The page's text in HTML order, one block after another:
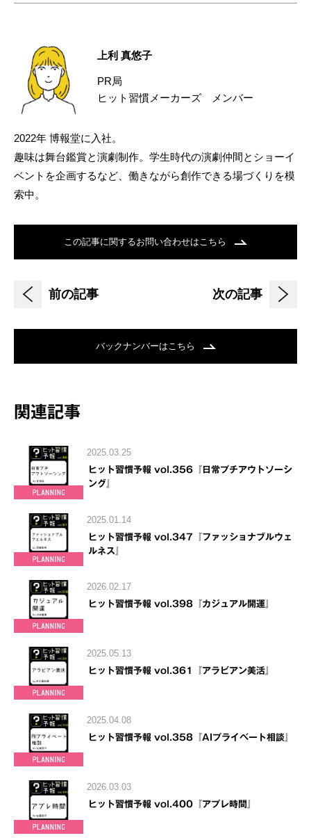
上利 真悠子
PR局
ヒット習慣メーカーズ メンバー
2022年 博報堂に入社。
趣味は舞台鑑賞と演劇制作。学生時代の演劇仲間とショーイ
ベントを企画するなど、働きながら創作できる場づくりを模
索中。
この記事に関するお問い合わせはこちら
前の記事 次の記事
バックナンバーはこちら
関連記事
2025.03.25
ヒット習慣予報 vol.356『日常プチアウトソーシ
ング』
2025.01.14
ヒット習慣予報 vol.347『ファッショナブルウェ
ルネス』
2026.02.17
ヒット習慣予報 vol.398『カジュアル開運』
2025.05.13
ヒット習慣予報 vol.361『アラビアン美活』
2025.04.08
ヒット習慣予報 vol.358『AIプライベート相談』
2026.03.03
ヒット習慣予報 vol.400『アプレ時間』